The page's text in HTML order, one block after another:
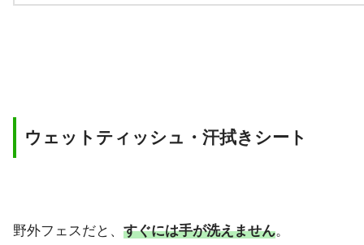
ウェットティッシュ・汗拭きシート
野外フェスだと、 すぐには手が洗えません。